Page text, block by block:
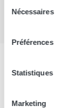
Nécessaires
Préférences
Statistiques
Marketing
Alors, que vous
vous, écoutez